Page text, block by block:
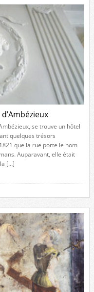
se trouve un hôtel
quelques trésors
que la rue porte le nom
Auparavant, elle était
[…]